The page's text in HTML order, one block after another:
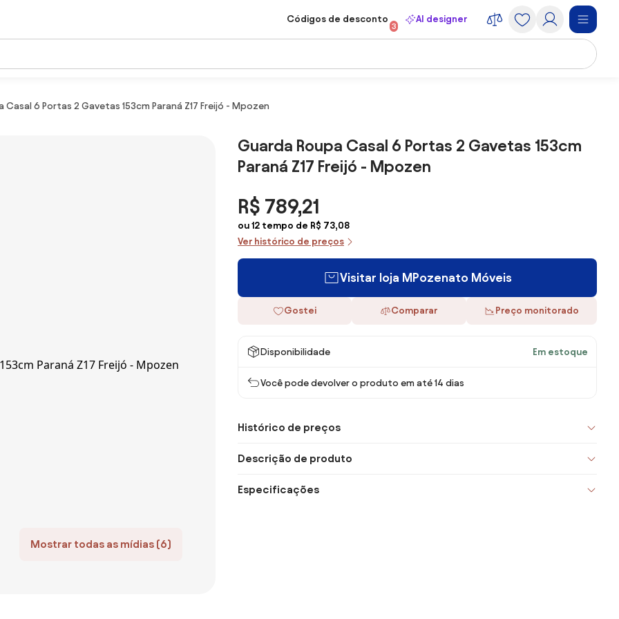
Códigos de desconto
3
AI designer
Casal 6 Portas 2 Gavetas 153cm Paraná Z17 Freijó - Mpozen
Mostrar todas as mídias (6)
Guarda Roupa Casal 6 Portas 2 Gavetas 153cm
Paraná Z17 Freijó - Mpozen
R$ 789,21
ou 12 tempo de R$ 73,08
Ver histórico de preços
Visitar loja MPozenato Móveis
Gostei Comparar Preço monitorado
Disponibilidade Em estoque
Você pode devolver o produto em até 14 dias
Histórico de preços
Descrição de produto
Especificações